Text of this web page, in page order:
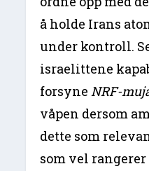
å holde Irans
under kontroll.
israelittene
forsyne NRF-
våpen dersom
dette som
som vel rangerer